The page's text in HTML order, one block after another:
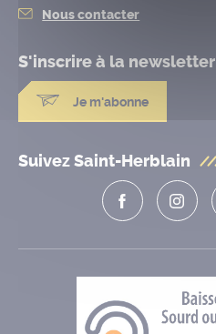
Nous contacter
S'inscrire à la newsletter
Je m'abonne
Suivez Saint-Herblain